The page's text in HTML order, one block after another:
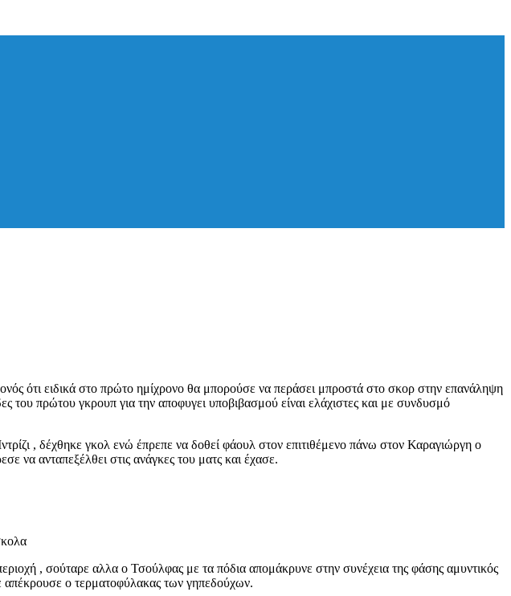
ότι ειδικά στο πρώτο ημίχρονο θα μπορούσε να περάσει μπροστά στο σκορ στην επανάληψη
του πρώτου γκρουπ για την αποφυγει υποβιβασμού είναι ελάχιστες και με συνδυσμό
, δέχθηκε γκολ ενώ έπρεπε να δοθεί φάουλ στον επιτιθέμενο πάνω στον Καραγιώργη ο
να ανταπεξέλθει στις ανάγκες του ματς και έχασε.
, σούταρε αλλα ο Τσούλφας με τα πόδια απομάκρυνε στην συνέχεια της φάσης αμυντικός
απέκρουσε ο τερματοφύλακας των γηπεδούχων.